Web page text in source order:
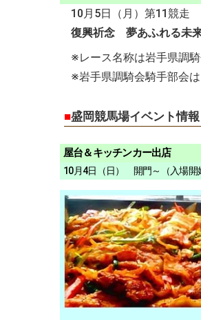
10月5日（月）第11競走
復興祈念 夢あふれる未
※レース名称は岩手県調騎
※岩手県調騎会騎手部会は
■盛岡競馬場イベント情報
屋台＆キッチンカー出店
10月4日（日） 開門～（入場開